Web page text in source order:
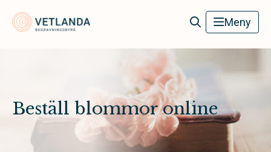
Meny
Beställ blommor online